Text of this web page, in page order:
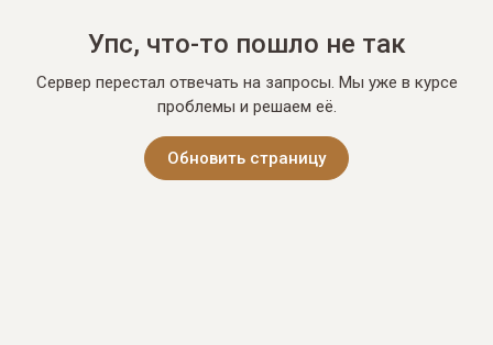
Упс, что-то пошло не так
Сервер перестал отвечать на запросы. Мы уже в курсе
проблемы и решаем её.
Обновить страницу